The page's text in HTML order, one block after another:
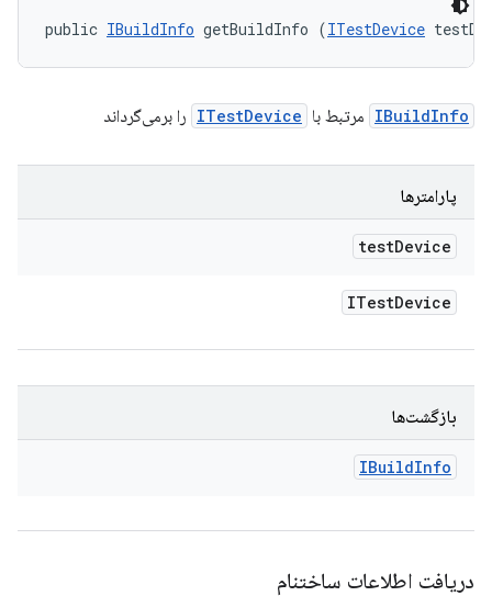
public IBuildInfo getBuildInfo (ITestDevice
IBuildInfo مرتبط با ITestDevice را برمی‌گرداند
پارامترها
testDevice
ITestDevice
بازگشت‌ها
IBuildInfo
دریافت اطلاعات ساختنام